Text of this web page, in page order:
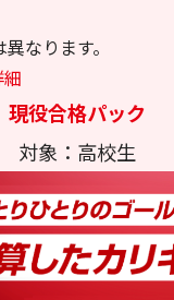
なります。
現役合格パック
対象：高校生